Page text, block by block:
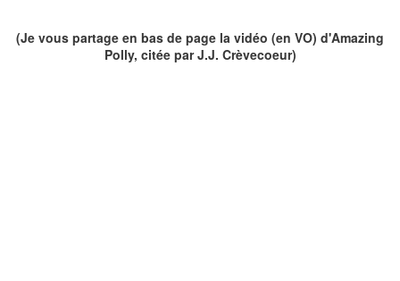
(Je vous partage en bas de page la vidéo (en VO) d'Amazing
Polly, citée par J.J. Crèvecoeur)